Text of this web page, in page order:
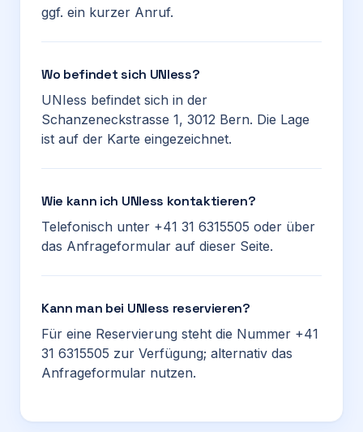
ggf. ein kurzer Anruf.
Wo befindet sich UNIess?
UNIess befindet sich in der
Schanzeneckstrasse 1, 3012 Bern. Die Lage
ist auf der Karte eingezeichnet.
Wie kann ich UNIess kontaktieren?
Telefonisch unter +41 31 6315505 oder über
das Anfrageformular auf dieser Seite.
Kann man bei UNIess reservieren?
Für eine Reservierung steht die Nummer +41
31 6315505 zur Verfügung; alternativ das
Anfrageformular nutzen.